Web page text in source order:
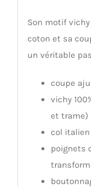
Son motif
coton et sa
un véritable
coupe
vichy
et trame)
col
poignets